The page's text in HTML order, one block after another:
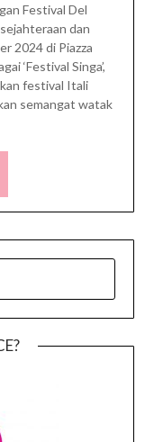
Festival Del
dan
2024 di Piazza
‘Festival Singa’,
festival Itali
semangat watak